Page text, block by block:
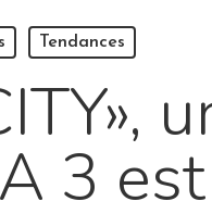
Tendances
3